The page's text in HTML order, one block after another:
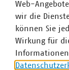
Web-
wir die
können Sie
Wirkung für